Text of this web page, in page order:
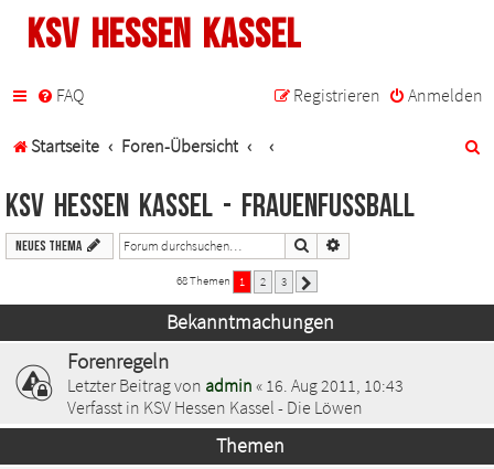
KSV Hessen Kassel
FAQ Anmelden
Registrieren
Startseite Foren-Übersicht
e
KSV Hessen Kassel - Frauenfußball
Neues Thema Suche
68 Themen 1 2 3
Bekanntmachungen
Forenregeln
Letzter Beitrag von admin « 16. Aug 2011, 10:43
Verfasst in KSV Hessen Kassel - Die Löwen
Themen